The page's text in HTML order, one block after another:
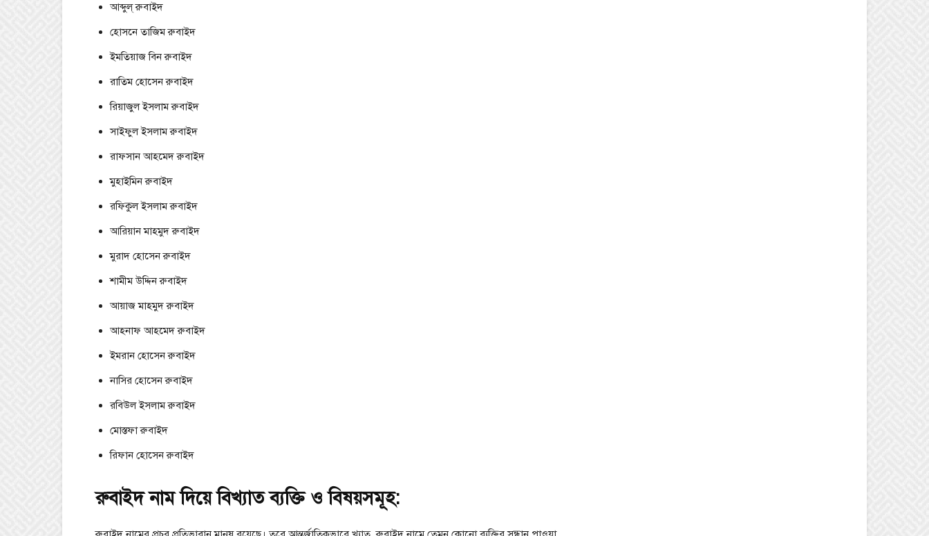
আব্দুল্ রুবাইদ
হোসনে তাজিম রুবাইদ
ইমতিয়াজ বিন রুবাইদ
রাতিম হোসেন রুবাইদ
রিয়াজুল ইসলাম রুবাইদ
সাইফুল ইসলাম রুবাইদ
রাফসান আহমেদ রুবাইদ
মুহাইমিন রুবাইদ
রফিকুল ইসলাম রুবাইদ
আরিয়ান মাহমুদ রুবাইদ
মুরাদ হোসেন রুবাইদ
শামীম উদ্দিন রুবাইদ
আয়াজ মাহমুদ রুবাইদ
আহনাফ আহমেদ রুবাইদ
ইমরান হোসেন রুবাইদ
নাসির হোসেন রুবাইদ
রবিউল ইসলাম রুবাইদ
মোস্তফা রুবাইদ
রিফান হোসেন রুবাইদ
রুবাইদ নাম দিয়ে বিখ্যাত ব্যক্তি ও বিষয়সমূহ: